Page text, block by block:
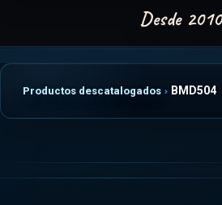
Productos descatalogados BMD504